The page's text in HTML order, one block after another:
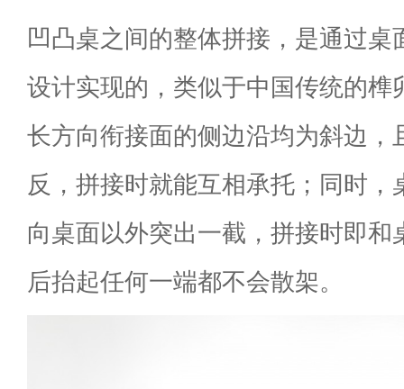
凹凸桌之间的整体拼接，是通过桌
设计实现的，类似于中国传统的榫
长方向衔接面的侧边沿均为斜边，
反，拼接时就能互相承托；同时，
向桌面以外突出一截，拼接时即和
后抬起任何一端都不会散架。